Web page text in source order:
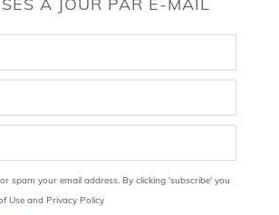
spam your email address. By clicking 'subscribe' you
Use and Privacy Policy